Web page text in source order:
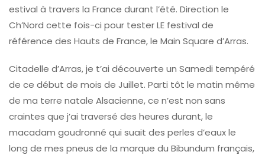
estival à travers la France durant l’été. Direction le
Ch’Nord cette fois-ci pour tester LE festival de
référence des Hauts de France, le Main Square d’Arras.
Citadelle d’Arras, je t’ai découverte un Samedi tempéré
de ce début de mois de Juillet. Parti tôt le matin même
de ma terre natale Alsacienne, ce n’est non sans
craintes que j’ai traversé des heures durant, le
macadam goudronné qui suait des perles d’eaux le
long de mes pneus de la marque du Bibundum français,